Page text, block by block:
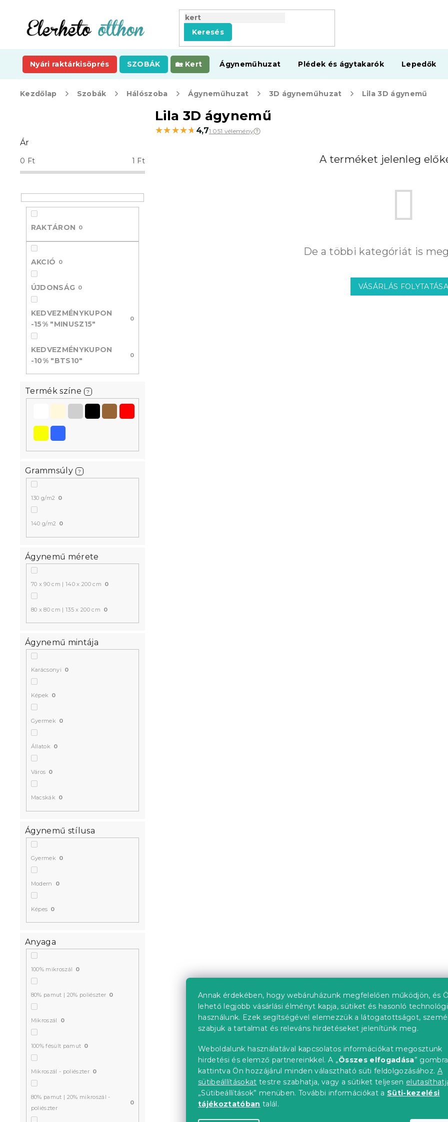
Annak érdekében, hogy webáruházunk megfelelően működjön, és
lehető legjobb vásárlási élményt kapja, sütiket és hasonló
használunk. Ezek segítségével elemezzük a látogatottságot,
szabjuk a tartalmat és releváns hirdetéseket jelenítünk meg.
Weboldalunk használatával kapcsolatos információkat megosztunk
hirdetési és elemző partnereinkkel. A „Összes elfogadása” gombra
kattintva Ön hozzájárul minden választható süti feldolgozásához. A
sütibeállításokat testre szabhatja, vagy a sütiket teljesen
„Sütibeállítások” menüben. További információkat a Süti-kezelési
tájékoztatóban talál.
tartalomhoz
Keresés
Nyári raktárkisöprés SZOBÁK Kert Ágyneműhuzat Plédek és ágytakarók Lepedők
Kezdőlap Szobák Hálószoba Ágyneműhuzat 3D ágyneműhuzat Lila 3D ágynemű
d
a
l
s
p
a
Ár
0 Ft 1 Ft
RAKTÁRON 0
AKCIÓ 0
ÚJDONSÁG 0
KEDVEZMÉNYKUPON
-15% "MINUSZ15"
0
KEDVEZMÉNYKUPON
-10% "BTS10"
0
Termék színe ?
Grammsúly ?
130 g/m2 0
140 g/m2 0
Ágynemű mérete
70 x 90 cm | 140 x 200 cm 0
80 x 80 cm | 135 x 200 cm 0
Ágynemű mintája
Karácsonyi 0
Képek 0
Gyermek 0
Állatok 0
Város 0
Macskák 0
Ágynemű stílusa
Gyermek 0
Modern 0
Képes 0
Anyaga
100% mikroszál 0
80% pamut | 20% poliészter 0
Mikroszál 0
100% fésült pamut 0
Mikroszál - poliészter 0
80% pamut | 20% mikroszál -
poliészter
0
Lila 3D ágynemű
★★★★★
★★★★★ 4,71 051 vélemény
A terméket jelenleg
De a többi kategóriát is
VÁSÁRLÁS